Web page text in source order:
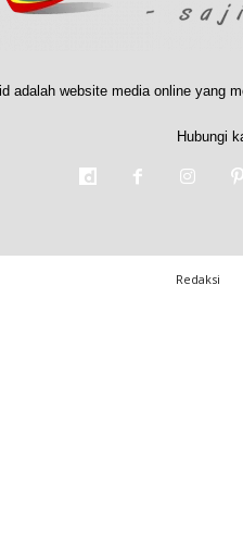
adalah website media online yang
Hubungi
Redaksi